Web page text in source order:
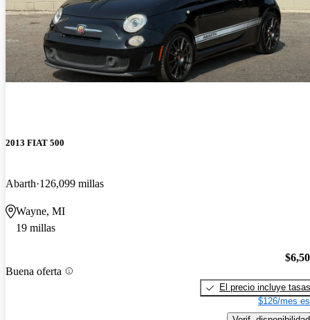
2013 FIAT 500
Abarth 126,099 millas
Wayne, MI
19 millas
Buena oferta
El precio incluye tasas
$126/mes